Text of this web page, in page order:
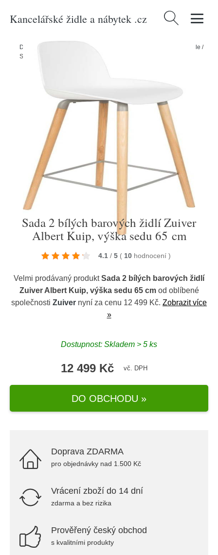
Kancelářské židle a nábytek .cz Vyhledávání
Domů > Nábytek > Sedací nábytek > Židle > Barové židle /
Sada 2 bílých barových židlí Zuiver Albert Kuip, výška sedu 65 cm
Sada 2 bílých barových židlí Zuiver
Albert Kuip, výška sedu 65 cm
4.1 / 5 ( 10 hodnocení )
Velmi prodávaný produktSada 2 bílých barových židlí
Zuiver Albert Kuip, výška sedu 65 cmod oblíbené
společnosti Zuiver nyní za cenu 12 499 Kč. Zobrazit více
»
Dostupnost: Skladem > 5 ks
12 499 Kč vč. DPH
DO OBCHODU »
Doprava ZDARMA
pro objednávky nad 1.500 Kč
Vrácení zboží do 14 dní
zdarma a bez rizika
Prověřený český obchod
s kvalitními produkty